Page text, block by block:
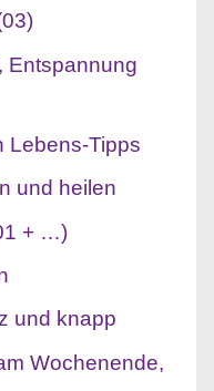
Entspannung
Lebens-Tipps
und heilen
+ …)
und knapp
Wochenende,